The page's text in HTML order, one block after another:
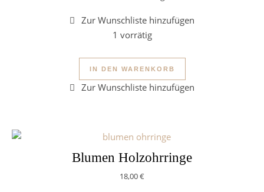
1 vorrätig
Holzohrringe Blumenmeer
IN DEN WARENKORB
Blumen Holzohrringe
18,00€